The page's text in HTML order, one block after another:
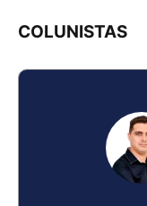
COLUNISTAS